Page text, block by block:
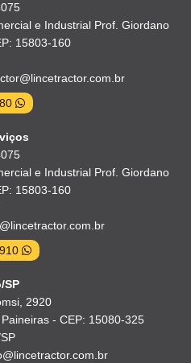
e Industrial Prof. Giordano
15803-160
e Industrial Prof. Giordano
15803-160
SP
2920
- CEP: 15080-325